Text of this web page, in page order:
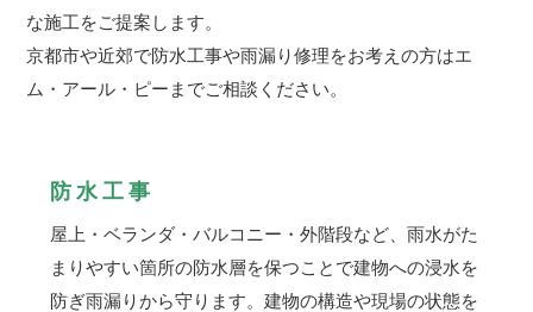
な施工をご提案します。
京都市や近郊で防水工事や雨漏り修理をお考えの方はエ
ム・アール・ピーまでご相談ください。
防水工事
屋上・ベランダ・バルコニー・外階段など、雨水がた
まりやすい箇所の防水層を保つことで建物への浸水を
防ぎ雨漏りから守ります。建物の構造や現場の状態を